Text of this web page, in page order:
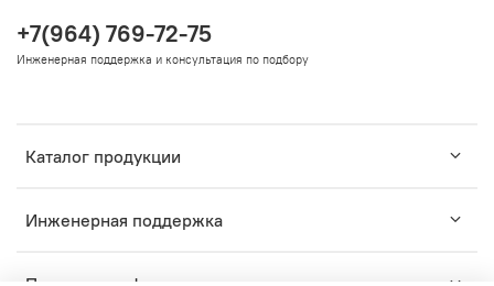
Каталог продукции
Инженерная поддержка
+7(964) 769-72-75
Инженерная поддержка и консультация по подбору